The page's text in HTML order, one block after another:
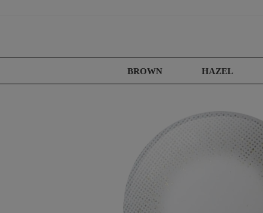
BROWN HAZEL